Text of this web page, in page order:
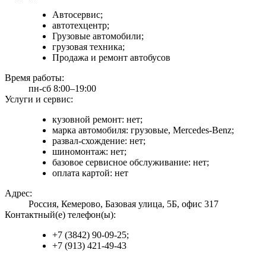
Автосервис;
автотехцентр;
Грузовые автомобили;
грузовая техника;
Продажа и ремонт автобусов
Время работы:
пн-сб 8:00–19:00
Услуги и сервис:
кузовной ремонт: нет;
марка автомобиля: грузовые, Mercedes-Benz;
развал-схождение: нет;
шиномонтаж: нет;
базовое сервисное обслуживание: нет;
оплата картой: нет
Адрес:
Россия, Кемерово, Базовая улица, 5Б, офис 317
Контактный(е) телефон(ы):
+7 (3842) 90-09-25;
+7 (913) 421-49-43